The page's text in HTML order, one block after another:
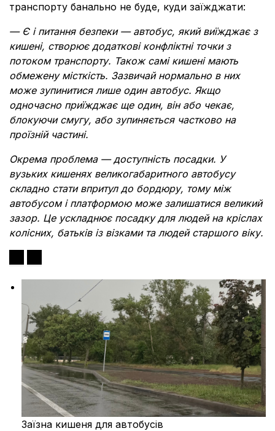
транспорту банально не буде, куди заїжджати:
— Є і питання безпеки — автобус, який виїжджає з
кишені, створює додаткові конфліктні точки з
потоком транспорту. Також самі кишені мають
обмежену місткість. Зазвичай нормально в них
може зупинитися лише один автобус. Якщо
одночасно приїжджає ще один, він або чекає,
блокуючи смугу, або зупиняється частково на
проїзній частині.
Окрема проблема — доступність посадки. У
вузьких кишенях великогабаритного автобусу
складно стати впритул до бордюру, тому між
автобусом і платформою може залишатися великий
зазор. Це ускладнює посадку для людей на кріслах
колісних, батьків із візками та людей старшого віку.
Заїзна кишеня для автобусів